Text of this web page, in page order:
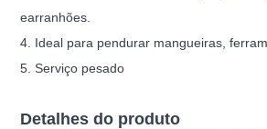
earranhões.
4. Ideal para pendurar mangueiras,
5. Serviço pesado
Detalhes do produto